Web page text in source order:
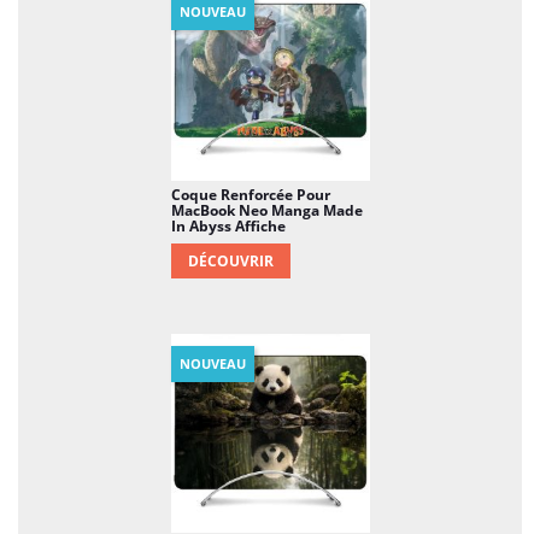
Coque Renforcée Pour
MacBook Neo Manga Made
In Abyss Affiche
DÉCOUVRIR
NOUVEAU
NOUVEAU